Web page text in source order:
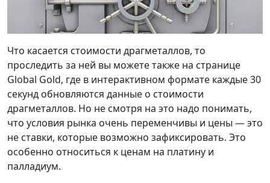
Что касается стоимости драгметаллов, то
проследить за ней вы можете также на странице
Global Gold, где в интерактивном формате каждые 30
секунд обновляются данные о стоимости
драгметаллов. Но не смотря на это надо понимать,
что условия рынка очень переменчивы и цены — это
не ставки, которые возможно зафиксировать. Это
особенно относиться к ценам на платину и
палладиум.